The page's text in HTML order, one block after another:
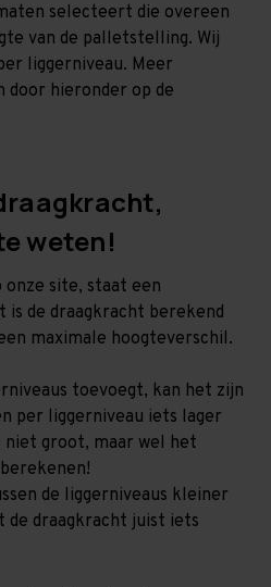
selecteert die overeen
van de palletstelling. Wij
liggerniveau. Meer
hieronder op de
weten!
site, staat een
is de draagkracht berekend
maximale hoogteverschil.
toevoegt, kan het zijn
per liggerniveau iets lager
groot, maar wel het
de liggerniveaus kleiner
de draagkracht juist iets